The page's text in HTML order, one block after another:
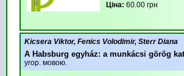
Ціна: 60.00 грн
Kicsera Viktor, Fenics Volodimir, Sterr Diana
A Habsburg egyház: a munkácsi görög
угор. мовою.